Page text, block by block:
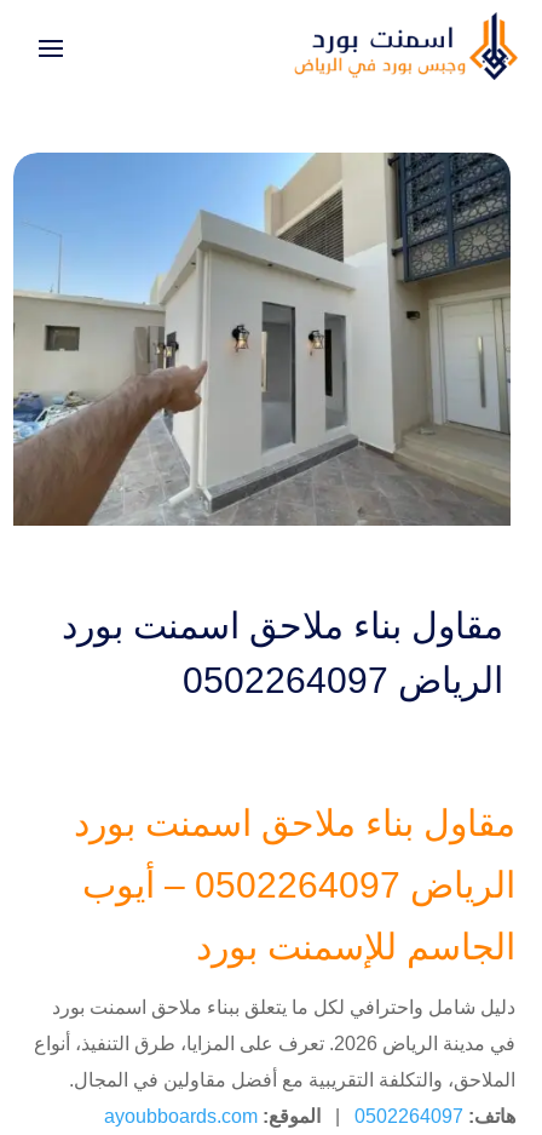
مقاول بناء ملاحق اسمنت بورد
الرياض 0502264097
مقاول بناء ملاحق اسمنت بورد
الرياض 0502264097 – أيوب
الجاسم للإسمنت بورد
دليل شامل واحترافي لكل ما يتعلق ببناء ملاحق اسمنت بورد
في مدينة الرياض 2026. تعرف على المزايا، طرق التنفيذ، أنواع
الملاحق، والتكلفة التقريبية مع أفضل مقاولين في المجال.
هاتف: 0502264097 الموقع: ayoubboards.com